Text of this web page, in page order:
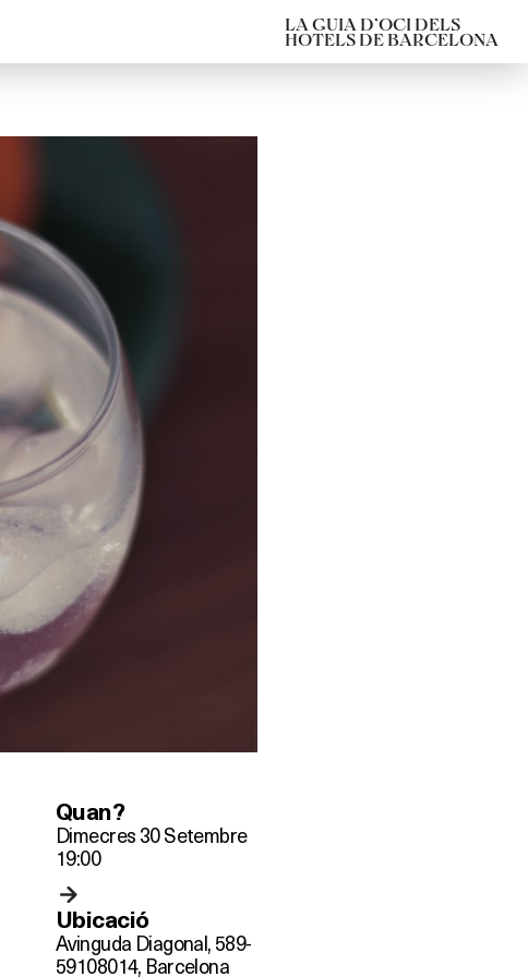
LA GUIA D’OCI DELS
HOTELS DE BARCELONA
Quan?
Dimecres 30 Setembre
19:00
Ubicació
Avinguda Diagonal, 589-
59108014, Barcelona